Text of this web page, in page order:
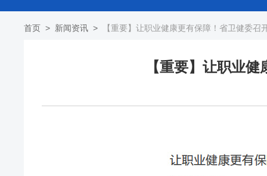
首页 > 新闻资讯 > 【重要】让职业健康更有保障！省卫健委
【重要】让职业